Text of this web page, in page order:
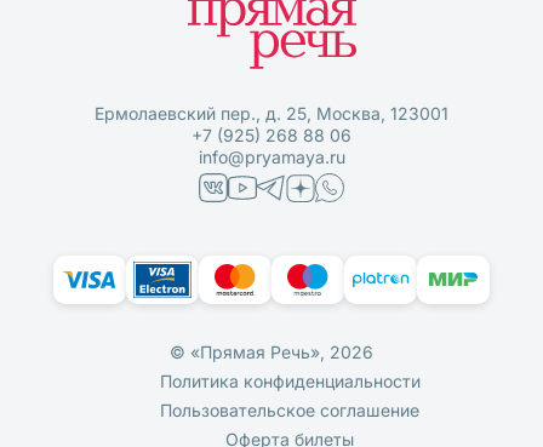
Ермолаевский пер., д. 25, Москва, 123001
+7 (925) 268 88 06
info@pryamaya.ru
© «Прямая Речь», 2026
Политика конфиденциальности
Пользовательское соглашение
Оферта билеты